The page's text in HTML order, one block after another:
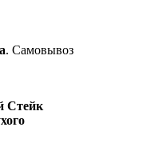
. Самовывоз
Стейк